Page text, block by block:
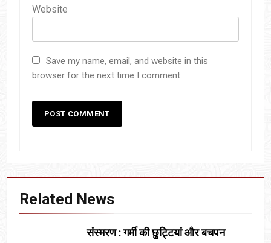
Website
Save my name, email, and website in this
browser for the next time I comment.
Related News
संस्मरण : गर्मी की छुट्टियां और बचपन